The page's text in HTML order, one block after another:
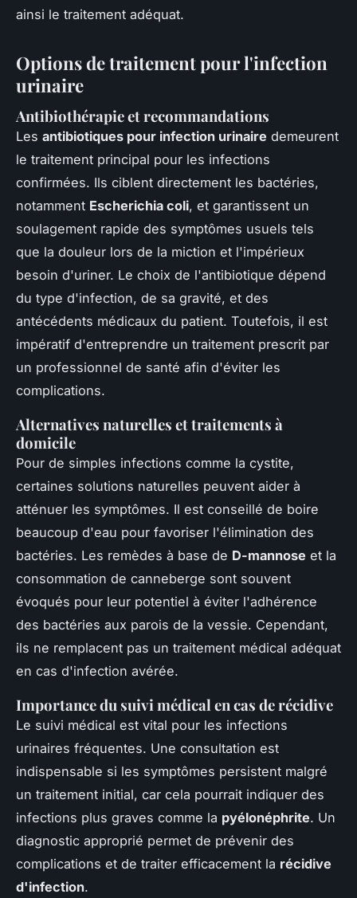
ainsi le traitement adéquat.
Options de traitement pour l'infection
urinaire
Antibiothérapie et recommandations
Les antibiotiques pour infection urinaire demeurent
le traitement principal pour les infections
confirmées. Ils ciblent directement les bactéries,
notamment Escherichia coli, et garantissent un
soulagement rapide des symptômes usuels tels
que la douleur lors de la miction et l'impérieux
besoin d'uriner. Le choix de l'antibiotique dépend
du type d'infection, de sa gravité, et des
antécédents médicaux du patient. Toutefois, il est
impératif d'entreprendre un traitement prescrit par
un professionnel de santé afin d'éviter les
complications.
Alternatives naturelles et traitements à
domicile
Pour de simples infections comme la cystite,
certaines solutions naturelles peuvent aider à
atténuer les symptômes. Il est conseillé de boire
beaucoup d'eau pour favoriser l'élimination des
bactéries. Les remèdes à base de D-mannose et la
consommation de canneberge sont souvent
évoqués pour leur potentiel à éviter l'adhérence
des bactéries aux parois de la vessie. Cependant,
ils ne remplacent pas un traitement médical adéquat
en cas d'infection avérée.
Importance du suivi médical en cas de récidive
Le suivi médical est vital pour les infections
urinaires fréquentes. Une consultation est
indispensable si les symptômes persistent malgré
un traitement initial, car cela pourrait indiquer des
infections plus graves comme la pyélonéphrite. Un
diagnostic approprié permet de prévenir des
complications et de traiter efficacement la récidive
d'infection.